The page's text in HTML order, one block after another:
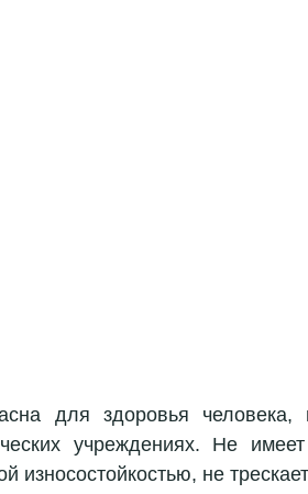
для здоровья
учреждениях. Не
износостойкостью, не